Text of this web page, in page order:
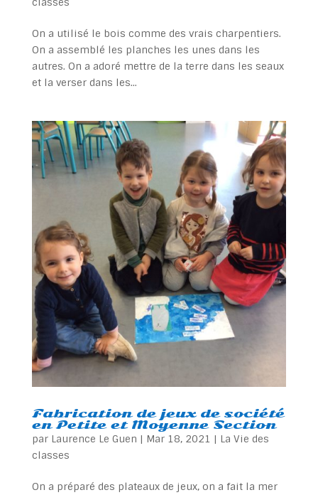
On a utilisé le bois comme des vrais charpentiers.
On a assemblé les planches les unes dans les
autres. On a adoré mettre de la terre dans les seaux
et la verser dans les...
Fabrication de jeux de société
en Petite et Moyenne Section
par Laurence Le Guen | Mar 18, 2021 | La Vie des
classes
On a préparé des plateaux de jeux, on a fait la mer